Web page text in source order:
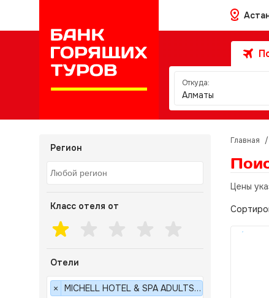
Откуда:
Алматы
Регион
Класс отеля от
Отели
× MICHELL HOTEL & SPA ADULTS ONLY 16+ 5*
Главная /
Цены